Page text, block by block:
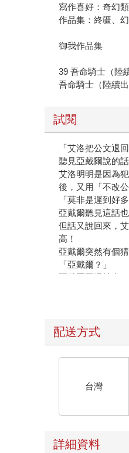
寫作喜好：奇幻
作品集：終疆、
御我作品集
39 吾命騎士（陸
吾命騎士（陸續出
試閱
「艾洛把公文退
聽見亞戴爾說的
艾洛明明是因為
後，又用「不改
「莫非是遲到好
亞戴爾聽見這話
但話又說回來，
高！
亞戴爾突然有個
「亞戴爾？」
亞戴爾回過神來
格里西亞想了一
「艾洛請您去找
格里西亞皺緊眉
格里西亞苦惱地
「為什麼不現在
「我得先想想該
格里西亞有點遲
這時，格里西亞
配送方式
台灣
詳細資料